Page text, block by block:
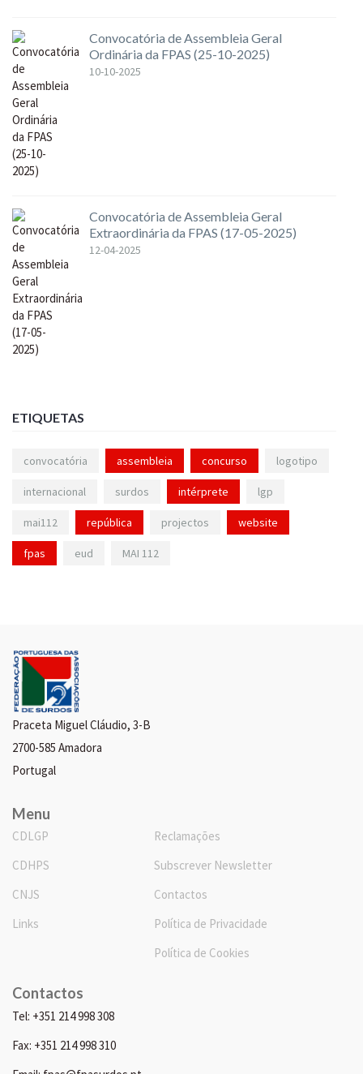
Convocatória de Assembleia Geral
Ordinária da FPAS (25-10-2025)
10-10-2025
Convocatória de Assembleia Geral
Extraordinária da FPAS (17-05-2025)
12-04-2025
ETIQUETAS
convocatória assembleia concurso logotipo
internacional surdos intérprete lgp
mai112 república projectos website
fpas eud MAI 112
Praceta Miguel Cláudio, 3-B
2700-585 Amadora
Portugal
Menu
CDLGP
CDHPS
CNJS
Links
Reclamações
Subscrever Newsletter
Contactos
Política de Privacidade
Política de Cookies
Contactos
Tel: +351 214 998 308
Fax: +351 214 998 310